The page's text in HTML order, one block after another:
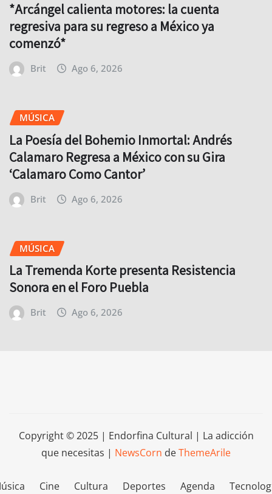
*Arcángel calienta motores: la cuenta
regresiva para su regreso a México ya
comenzó*
Brit Ago 6, 2026
MÚSICA
La Poesía del Bohemio Inmortal: Andrés
Calamaro Regresa a México con su Gira
‘Calamaro Como Cantor’
Brit Ago 6, 2026
MÚSICA
La Tremenda Korte presenta Resistencia
Sonora en el Foro Puebla
Brit Ago 6, 2026
Copyright © 2025 | Endorfina Cultural | La adicción
que necesitas | NewsCorn deThemeArile
Cine Cultura Deportes Agenda